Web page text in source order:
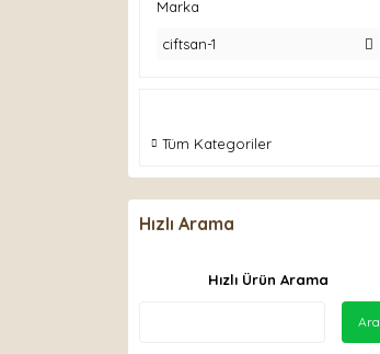
Marka
ciftsan-1
Tüm Kategoriler
Hızlı Arama
Hızlı Ürün Arama
Ara